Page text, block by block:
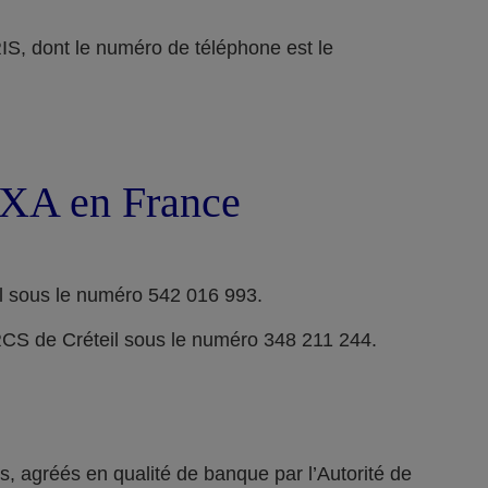
dont le numéro de téléphone est le
en France
le numéro 542 016 993.
de Créteil sous le numéro 348 211 244.
agréés en qualité de banque par l’Autorité de